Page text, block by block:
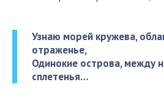
Узнаю морей кружева,
отраженье,
Одинокие острова, между
сплетенья…